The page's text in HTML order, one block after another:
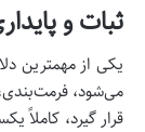
ثبات و
می‌شود،
قرار گیرد، کاملاً